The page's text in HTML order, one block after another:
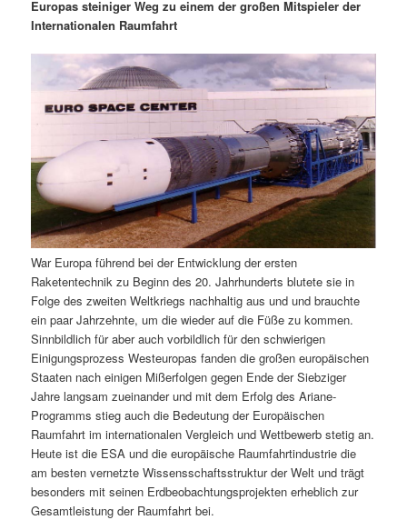
e
n
I
n
h
a
l
t
s
p
r
ä
r
e
n
I
n
h
a
l
t
s
n
a
o
n
Europas steiniger Weg zu einem der großen Mitspieler der
Internationalen Raumfahrt
War Europa führend bei der Entwicklung der ersten
Raketentechnik zu Beginn des 20. Jahrhunderts blutete sie in
Folge des zweiten Weltkriegs nachhaltig aus und und brauchte
ein paar Jahrzehnte, um die wieder auf die Füße zu kommen.
Sinnbildlich für aber auch vorbildlich für den schwierigen
Einigungsprozess Westeuropas fanden die großen europäischen
Staaten nach einigen Mißerfolgen gegen Ende der Siebziger
Jahre langsam zueinander und mit dem Erfolg des Ariane-
Programms stieg auch die Bedeutung der Europäischen
Raumfahrt im internationalen Vergleich und Wettbewerb stetig an.
Heute ist die ESA und die europäische Raumfahrtindustrie die
am besten vernetzte Wissensschaftsstruktur der Welt und trägt
besonders mit seinen Erdbeobachtungsprojekten erheblich zur
Gesamtleistung der Raumfahrt bei.